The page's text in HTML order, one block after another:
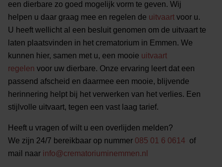
een dierbare zo goed mogelijk vorm te geven. Wij
helpen u daar graag mee en regelen de uitvaart voor u.
U heeft wellicht al een besluit genomen om de uitvaart te
laten plaatsvinden in het crematorium in Emmen. We
kunnen hier, samen met u, een mooie uitvaart
regelen voor uw dierbare. Onze ervaring leert dat een
passend afscheid en daarmee een mooie, blijvende
herinnering helpt bij het verwerken van het verlies. Een
stijlvolle uitvaart, tegen een vast laag tarief.
Heeft u vragen of wilt u een overlijden melden?
We zijn 24/7 bereikbaar op nummer 085 01 6 0614 of
mail naar info@crematoriuminemmen.nl